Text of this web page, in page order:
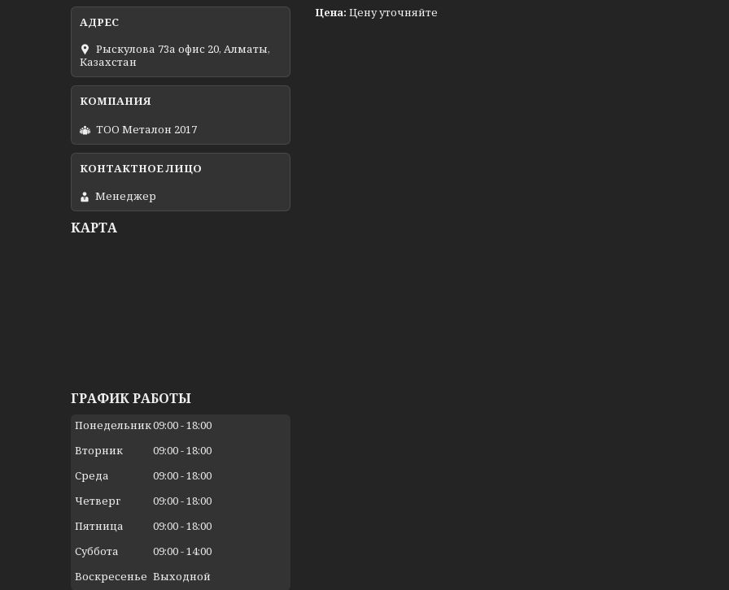
Цена: Цену уточняйте
Рыскулова 73а офис 20, Алматы,
Казахстан
ТОО Металон 2017
Менеджер
КАРТА
ГРАФИК РАБОТЫ
Понедельник09:00 18:00
Вторник
09:00 18:00
Среда
09:00 18:00
Четверг
09:00 18:00
Пятница
09:00 18:00
Суббота
09:00 14:00
Воскресенье Выходной